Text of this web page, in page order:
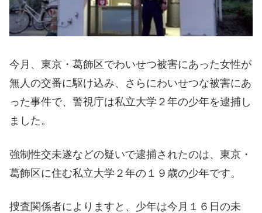
今月、東京・葛飾区でわいせつ被害にあった女性が
無人の交番に駆け込み、さらにわいせつな被害にあ
った事件で、警視庁は私立大学２年の少年を逮捕し
ました。
強制性交未遂などの疑いで逮捕されたのは、東京・
葛飾区に住む私立大学２年の１９歳の少年です。
捜査関係者によりますと、少年は今月１６日の未